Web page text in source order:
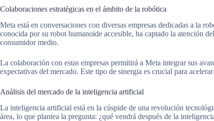
Colaboraciones estratégicas en el ámbito de la robótica
Meta está en conversaciones con diversas empresas dedicadas a la
conocida por su robot humanoide accesible, ha captado la atención
consumidor medio.
La colaboración con estas empresas permitirá a Meta integrar sus
expectativas del mercado. Este tipo de sinergia es crucial para
Análisis del mercado de la inteligencia artificial
La inteligencia artificial está en la cúspide de una revolución
área, lo que plantea la pregunta: ¿qué vendrá después de la